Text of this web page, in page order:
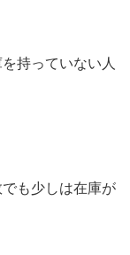
持っていない人
も少しは在庫が